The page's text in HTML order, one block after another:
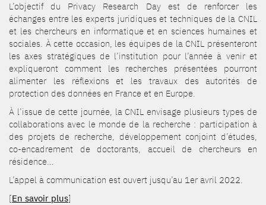
L’objectif du Privacy Research Day est de renforcer les
échanges entre les experts juridiques et techniques de la CNIL
et les chercheurs en informatique et en sciences humaines et
sociales. À cette occasion, les équipes de la CNIL présenteront
les axes stratégiques de l’institution pour l’année à venir et
expliqueront comment les recherches présentées pourront
alimenter les réflexions et les travaux des autorités de
protection des données en France et en Europe.
À l’issue de cette journée, la CNIL envisage plusieurs types de
collaborations avec le monde de la recherche : participation à
des projets de recherche, développement conjoint d’études,
co-encadrement de doctorants, accueil de chercheurs en
résidence…
L’appel à communication est ouvert jusqu’au 1er avril 2022.
[En savoir plus]